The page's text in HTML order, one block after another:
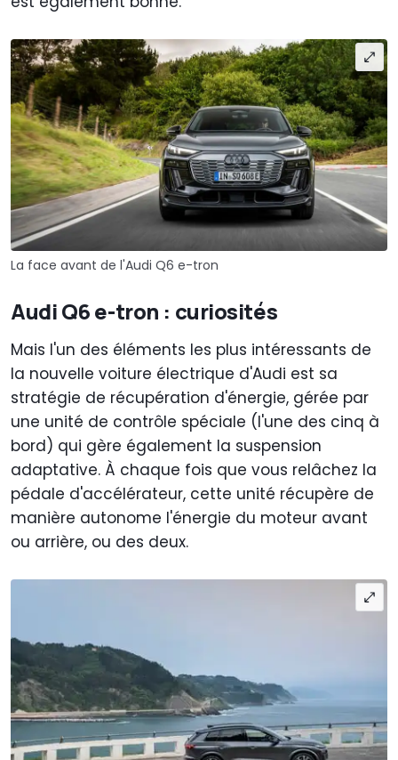
La face avant de l'Audi Q6 e-tron
Audi Q6 e-tron : curiosités
Mais l'un des éléments les plus intéressants de
la nouvelle voiture électrique d'Audi est sa
stratégie de récupération d'énergie, gérée par
une unité de contrôle spéciale (l'une des cinq à
bord) qui gère également la suspension
adaptative. À chaque fois que vous relâchez la
pédale d'accélérateur, cette unité récupère de
manière autonome l'énergie du moteur avant
ou arrière, ou des deux.